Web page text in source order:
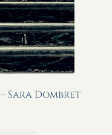
Sara Dombret